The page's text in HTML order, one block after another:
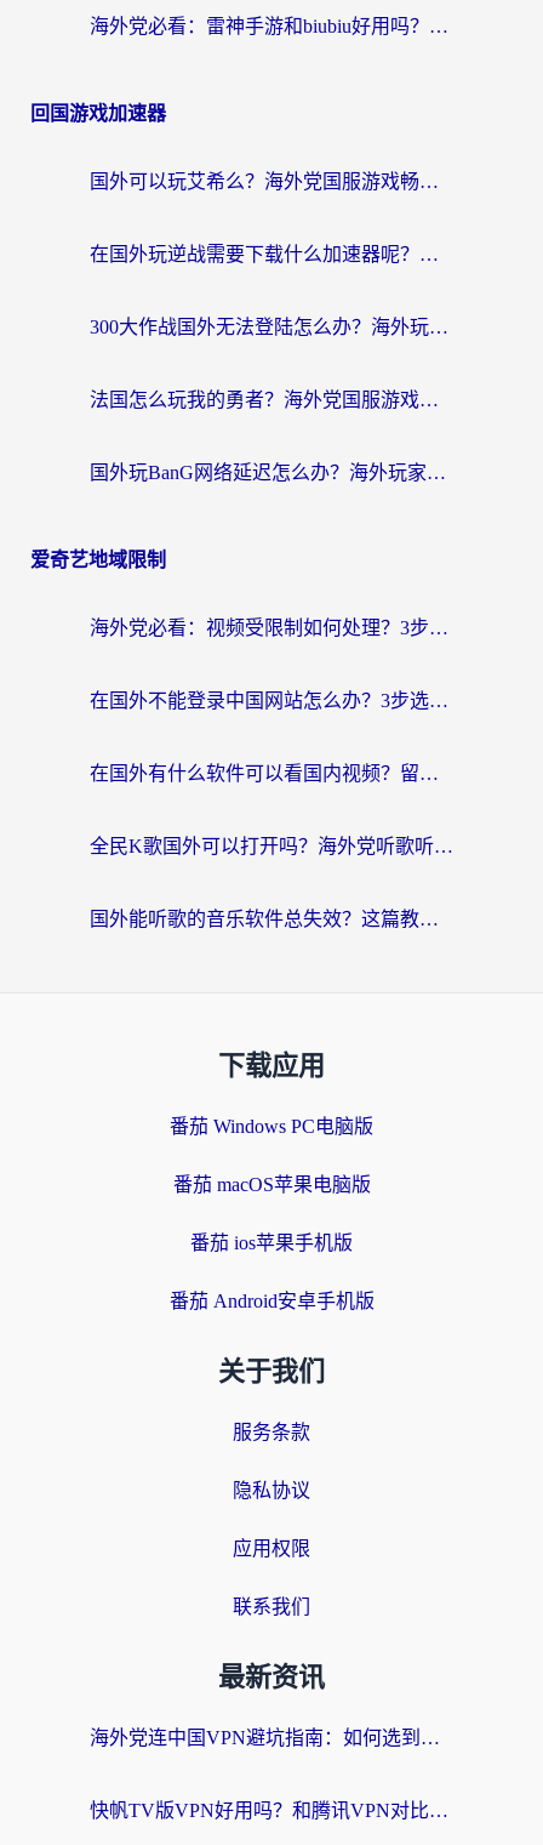
海外党必看：雷神手游和biubiu好用吗？3招选对回国加速器无缝刷国内资源
回国游戏加速器
国外可以玩艾希么？海外党国服游戏畅玩终极指南（附加速器选择秘籍）
在国外玩逆战需要下载什么加速器呢？海外党亲测有效的国服游戏加速指南
300大作战国外无法登陆怎么办？海外玩家亲测有效的解决指南
法国怎么玩我的勇者？海外党国服游戏不卡攻略，附3款热门游戏加速实测
国外玩BanG网络延迟怎么办？海外玩家亲测有效的国服游戏加速指南
爱奇艺地域限制
海外党必看：视频受限制如何处理？3步解决国内剧番“看不了”难题
在国外不能登录中国网站怎么办？3步选对回国加速器，无缝刷剧、办业务
在国外有什么软件可以看国内视频？留学生亲测的追剧救星来了
全民K歌国外可以打开吗？海外党听歌听书无限制的实用指南
国外能听歌的音乐软件总失效？这篇教你怎么在海外流畅听网易云
下载应用
番茄 Windows PC电脑版
番茄 macOS苹果电脑版
番茄 ios苹果手机版
番茄 Android安卓手机版
关于我们
服务条款
隐私协议
应用权限
联系我们
最新资讯
海外党连中国VPN避坑指南：如何选到真正能无缝刷国内资源的加速器？
快帆TV版VPN好用吗？和腾讯VPN对比哪个回国效果更好？海外党必看的真实体验指南